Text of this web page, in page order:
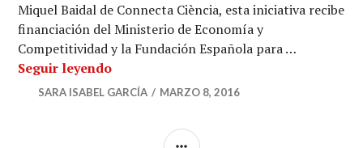
Miquel Baidal de Connecta Ciència, esta iniciativa recibe
financiación del Ministerio de Economía y
Competitividad y la Fundación Española para …
Seguir leyendoRecuperando la magia de la ilustración
SARA ISABEL GARCÍA MARZO 8, 2016
BARRA